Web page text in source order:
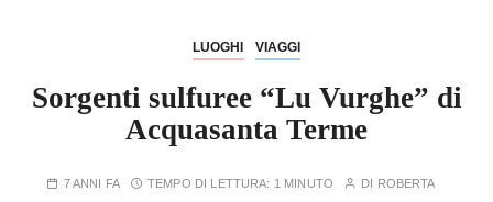
LUOGHI VIAGGI
Sorgenti sulfuree “Lu Vurghe” di
Acquasanta Terme
7 ANNI FA TEMPO DI LETTURA: 1 MINUTO DI ROBERTA